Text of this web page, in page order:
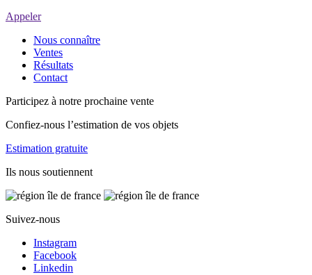
Appeler
Nous connaître
Ventes
Résultats
Contact
Participez à notre prochaine vente
Confiez-nous l’estimation de vos objets
Estimation gratuite
Ils nous soutiennent
Suivez-nous
Instagram
Facebook
Linkedin